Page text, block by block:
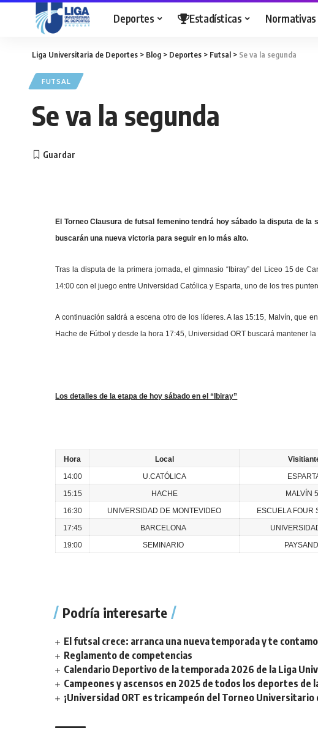
Deportes Estadísticas Normativas
Liga Universitaria de Deportes > Blog > Deportes > Futsal > Se va la segunda
FUTSAL
Se va la segunda
El Torneo Clausura de futsal femenino tendrá hoy sábado la disputa de la
buscarán una nueva victoria para seguir en lo más alto.
Tras la disputa de la primera jornada, el gimnasio “Ibiray” del Liceo 15 de
14:00 con el juego entre Universidad Católica y Esparta, uno de los tres
A continuación saldrá a escena otro de los líderes. A las 15:15, Malvín, que
Hache de Fútbol y desde la hora 17:45, Universidad ORT buscará mantener
Los detalles de la etapa de hoy sábado en el “Ibiray”
Hora Local
14:00
U.CATÓLICA
15:15
HACHE
MALVÍN
16:30
UNIVERSIDAD DE MONTEVIDEO
ESCUELA FOUR
17:45
BARCELONA
19:00
SEMINARIO
Podría interesarte
El futsal crece: arranca una nueva temporada y te
Reglamento de competencias
Calendario Deportivo de la temporada 2026 de la Liga
Campeones y ascensos en 2025 de todos los deportes de
¡Universidad ORT es tricampeón del Torneo